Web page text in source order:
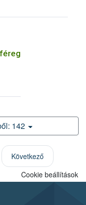
142
Következő
Cookie beállítások